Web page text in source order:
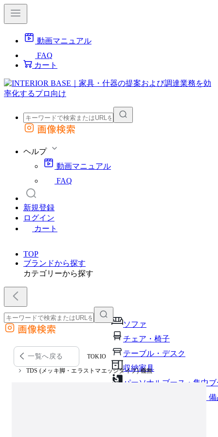
動画マニュアル
FAQ
カート
外部サイトの商品をカートに追加
画像検索
ヘルプ
動画マニュアル
FAQ
新規登録
ログイン
カート
TOP
ブランドから探す
カテゴリーから探す
ソファ
チェア・椅子
テーブル・デスク
収納家具
パーソナルブース・集中
オフィスアクセサリー・
外部サイトの商品をカートに追加
他のサイトで見つけた商品ページのURLを貼り付けて、カートに追加できます
画像検索
一覧へ戻る TOKIO
TDS (メッキ脚・エラストマエッジタイプ) 棚無